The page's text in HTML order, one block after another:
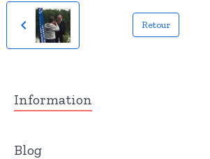
Retour
Information
Blog